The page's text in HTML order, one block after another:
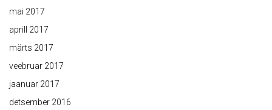
mai 2017
aprill 2017
märts 2017
veebruar 2017
jaanuar 2017
detsember 2016